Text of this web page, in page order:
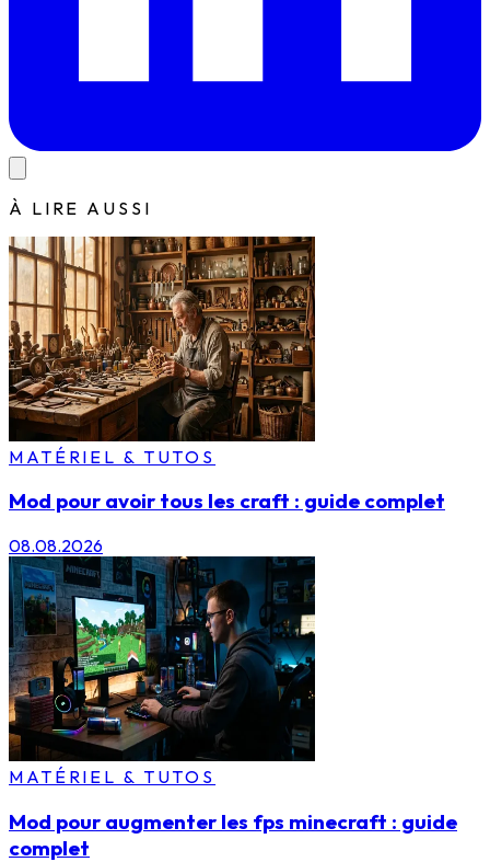
À LIRE AUSSI
MATÉRIEL & TUTOS
Mod pour avoir tous les craft : guide complet
08.08.2026
MATÉRIEL & TUTOS
Mod pour augmenter les fps minecraft : guide
complet